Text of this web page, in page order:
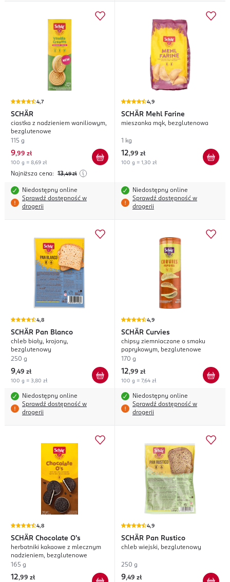
4,7
SCHÄR
ciastka z nadzieniem waniliowym,
bezglutenowe
115 g
9,99 zł
100 g = 8,69 zł
Najniższa cena: 13,49 zł
Niedostępny online
Sprawdź dostępność w
drogerii
4,9
SCHÄR Mehl Farine
mieszanka mąk, bezglutenowa
1 kg
12,99 zł
100 g = 1,30 zł
Niedostępny online
Sprawdź dostępność w
drogerii
4,8
SCHÄR Pan Blanco
chleb biały, krojony,
bezglutenowy
250 g
9,49 zł
100 g = 3,80 zł
Niedostępny online
Sprawdź dostępność w
drogerii
4,9
SCHÄR Curvies
chipsy ziemniaczane o smaku
paprykowym, bezglutenowe
170 g
12,99 zł
100 g = 7,64 zł
Niedostępny online
Sprawdź dostępność w
drogerii
4,8
SCHÄR Chocolate O's
herbatniki kakaowe z mlecznym
nadzieniem, bezglutenowe
165 g
12,99 zł
4,9
SCHÄR Pan Rustico
chleb wiejski, bezglutenowy
250 g
9,49 zł